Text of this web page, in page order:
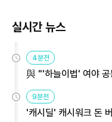
실시간 뉴스
4분전
與 "'하늘이법' 여야
9분전
'캐시딜' 캐시워크 돈